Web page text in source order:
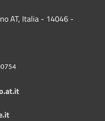
AT, Italia - 14046 -